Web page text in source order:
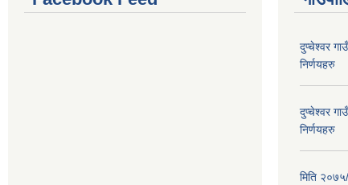
दुप्चेश्वर
निर्णयहरु
दुप्चेश्वर
निर्णयहरु
मिति